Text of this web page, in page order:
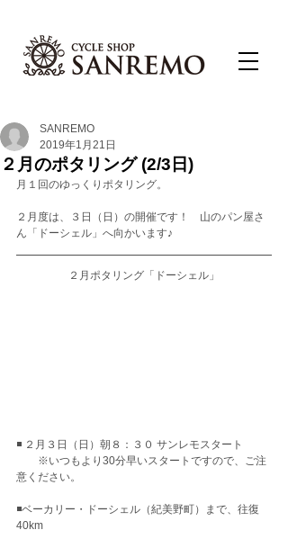
２月のポタリング (2/3日)
SANREMO
2019年1月21日
月１回のゆっくりポタリング。
２月度は、３日（日）の開催です！　山のパン屋さ
ん「ドーシェル」へ向かいます♪
２月ポタリング「ドーシェル」
◾️ ２月３日（日）朝８：３０ サンレモスタート
※いつもより30分早いスタートですので、ご注
意ください。
◾️ベーカリー・ドーシェル（紀美野町）まで、往復
40km